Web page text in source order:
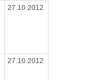
27.10.2012
27.10.2012